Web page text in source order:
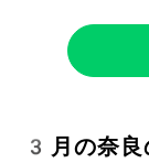
3月の奈良